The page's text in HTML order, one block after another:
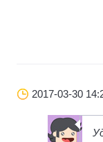
2017-03-30